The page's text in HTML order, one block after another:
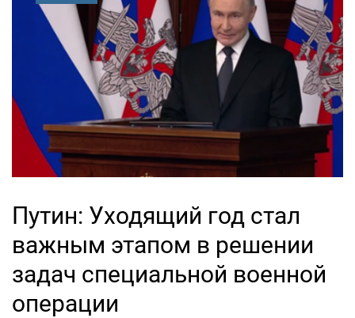
Путин: Уходящий год стал
важным этапом в решении
задач специальной военной
операции